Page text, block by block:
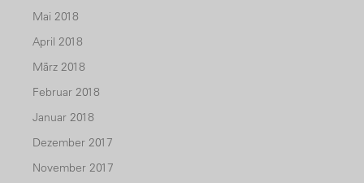
Mai 2018
April 2018
März 2018
Februar 2018
Januar 2018
Dezember 2017
November 2017